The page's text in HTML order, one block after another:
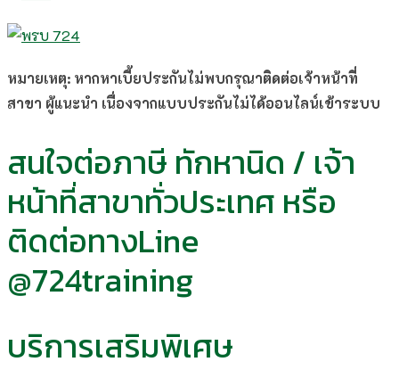
หมายเหตุ: หากหาเบี้ยประกันไม่พบกรุณาติดต่อเจ้าหน้าที่
สาขา ผู้แนะนำ เนื่องจากแบบประกันไม่ได้ออนไลน์เข้าระบบ
สนใจต่อภาษี ทักหานิด / เจ้า
หน้าที่สาขาทั่วประเทศ หรือ
ติดต่อทางLine
@724training
บริการเสริมพิเศษ